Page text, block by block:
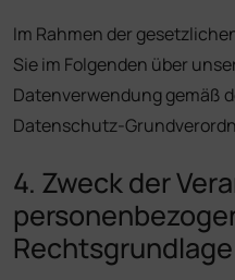
Im Rahmen der
Sie im Folgenden über
Datenverwendung gemäß
Datenschutz-
4. Zweck der
Rechtsgrundlage